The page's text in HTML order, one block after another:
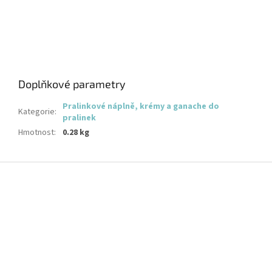
Doplňkové parametry
Kategorie: Pralinkové náplně, krémy a ganache do
pralinek
Hmotnost: 0.28 kg